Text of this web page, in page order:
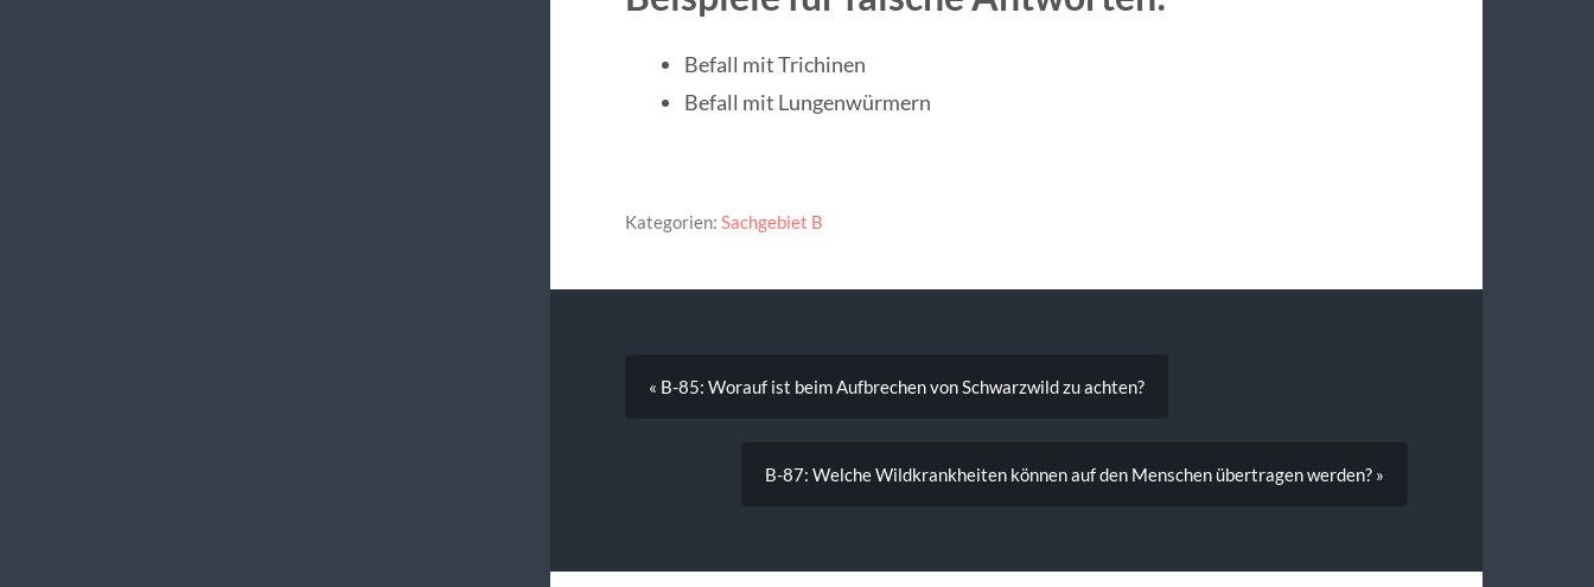
Befall mit Trichinen
Befall mit Lungenwürmern
Kategorien: Sachgebiet B
« B-85: Worauf ist beim Aufbrechen von Schwarzwild zu achten?
B-87: Welche Wildkrankheiten können auf den Menschen übertragen werden? »